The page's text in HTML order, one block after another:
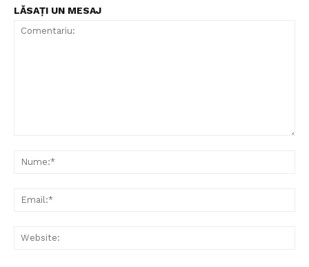
LĂSAȚI UN MESAJ